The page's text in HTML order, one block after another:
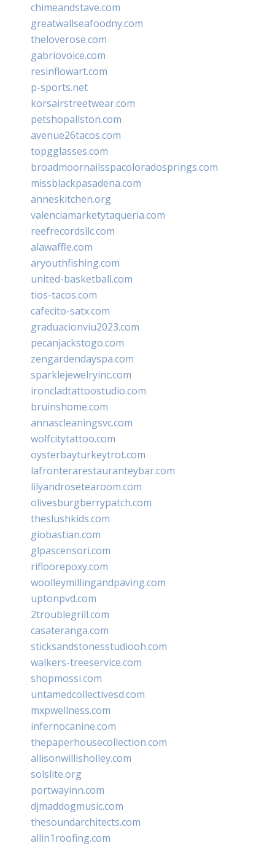
chimeandstave.com
greatwallseafoodny.com
theloverose.com
gabriovoice.com
resinflowart.com
p-sports.net
korsairstreetwear.com
petshopallston.com
avenue26tacos.com
topgglasses.com
broadmoornailsspacoloradosprings.com
missblackpasadena.com
anneskitchen.org
valenciamarketytaqueria.com
reefrecordsllc.com
alawaffle.com
aryouthfishing.com
united-basketball.com
tios-tacos.com
cafecito-satx.com
graduacionviu2023.com
pecanjackstogo.com
zengardendayspa.com
sparklejewelryinc.com
ironcladtattoostudio.com
bruinshome.com
annascleaningsvc.com
wolfcitytattoo.com
oysterbayturkeytrot.com
lafronterarestauranteybar.com
lilyandrosetearoom.com
olivesburgberrypatch.com
theslushkids.com
giobastian.com
glpascensori.com
rifloorepoxy.com
woolleymillingandpaving.com
uptonpvd.com
2troublegrill.com
casateranga.com
sticksandstonesstudiooh.com
walkers-treeservice.com
shopmossi.com
untamedcollectivesd.com
mxpwellness.com
infernocanine.com
thepaperhousecollection.com
allisonwillisholley.com
solslite.org
portwayinn.com
djmaddogmusic.com
thesoundarchitects.com
allin1roofing.com